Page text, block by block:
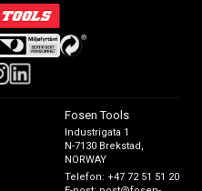
Fosen Tools
Industrigata 1
N-7130 Brekstad,
NORWAY
Telefon:+47 72 51 51 20